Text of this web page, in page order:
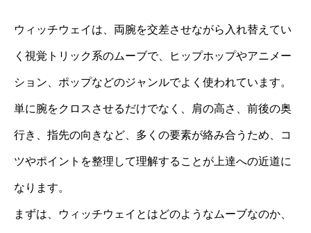
ウィッチウェイは、両腕を交差させながら入れ替えてい
く視覚トリック系のムーブで、ヒップホップやアニメー
ション、ポップなどのジャンルでよく使われています。
単に腕をクロスさせるだけでなく、肩の高さ、前後の奥
行き、指先の向きなど、多くの要素が絡み合うため、コ
ツやポイントを整理して理解することが上達への近道に
なります。
まずは、ウィッチウェイとはどのようなムーブなのか、